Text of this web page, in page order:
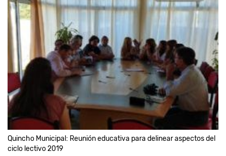
Quincho Municipal: Reunión educativa para delinear aspectos del
ciclo lectivo 2019